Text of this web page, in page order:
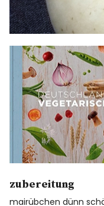
zubereitung
mairübchen dünn